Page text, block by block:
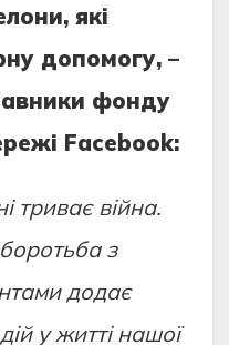
які
допомогу, –
фонду
Facebook:
триває війна.
з
додає
у житті нашої